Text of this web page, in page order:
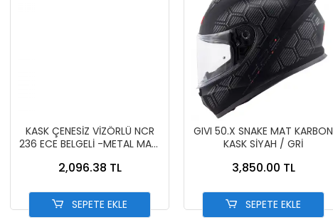
KASK ÇENESİZ VİZÖRLÜ NCR
236 ECE BELGELİ -METAL MAVİ
2,096.38 TL
SEPETE EKLE
GIVI 50.X SNAKE MAT KARBON
KASK SİYAH / GRİ
3,850.00 TL
SEPETE EKLE